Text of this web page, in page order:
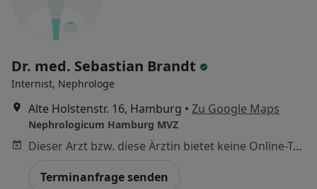
Dr. med. Sebastian Brandt
Internist, Nephrologe
Alte Holstenstr. 16, Hamburg • Zu Google Maps
Nephrologicum Hamburg MVZ
Dieser Arzt bzw. diese Ärztin bietet keine Online-Terminbuchung an diesem Standort an.
Terminanfrage senden